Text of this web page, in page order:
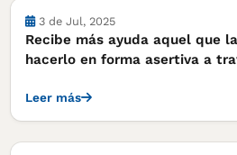
Notas
3 de Jul, 2025
Recibe más ayuda aquel que
hacerlo en forma asertiva a
Leer más